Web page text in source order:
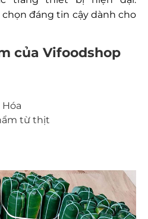
chọn đáng tin cậy dành cho
của Vifoodshop
từ thịt